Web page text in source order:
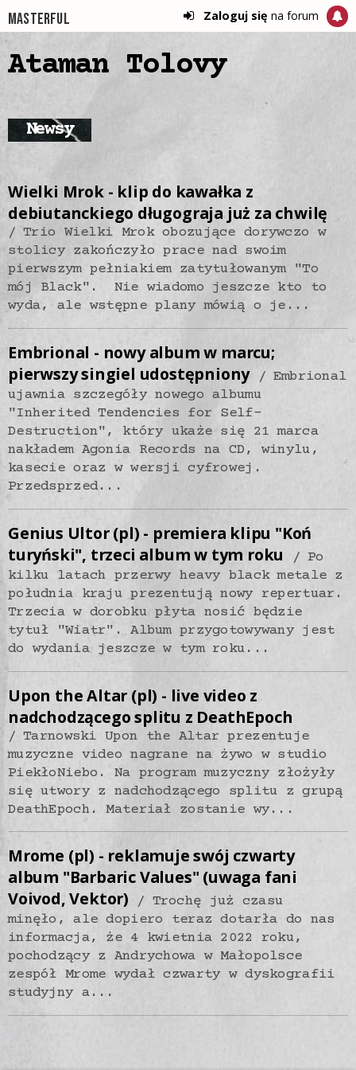
Masterful Zaloguj się na forum
Ataman Tolovy
Newsy
Wielki Mrok - klip do kawałka z
debiutanckiego długograja już za chwilę
Trio Wielki Mrok obozujące dorywczo w
stolicy zakończyło prace nad swoim
pierwszym pełniakiem zatytułowanym "To
mój Black". Nie wiadomo jeszcze kto to
wyda, ale wstępne plany mówią o je...
Embrional - nowy album w marcu;
pierwszy singiel udostępniony
Embrional
ujawnia szczegóły nowego albumu
"Inherited Tendencies for Self-
Destruction", który ukaże się 21 marca
nakładem Agonia Records na CD, winylu,
kasecie oraz w wersji cyfrowej.
Przedsprzed...
Genius Ultor (pl) - premiera klipu "Koń
turyński", trzeci album w tym roku
Po
kilku latach przerwy heavy black metale z
południa kraju prezentują nowy repertuar.
Trzecia w dorobku płyta nosić będzie
tytuł "Wiatr". Album przygotowywany jest
do wydania jeszcze w tym roku...
Upon the Altar (pl) - live video z
nadchodzącego splitu z DeathEpoch
Tarnowski Upon the Altar prezentuje
muzyczne video nagrane na żywo w studio
PiekłoNiebo. Na program muzyczny złożyły
się utwory z nadchodzącego splitu z grupą
DeathEpoch. Materiał zostanie wy...
Mrome (pl) - reklamuje swój czwarty
album "Barbaric Values" (uwaga fani
Voivod, Vektor)
Trochę już czasu
minęło, ale dopiero teraz dotarła do nas
informacja, że 4 kwietnia 2022 roku,
pochodzący z Andrychowa w Małopolsce
zespół Mrome wydał czwarty w dyskografii
studyjny a...